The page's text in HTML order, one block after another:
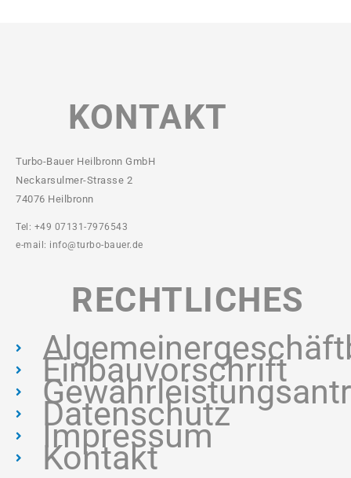
KONTAKT
Turbo-Bauer Heilbronn GmbH
Neckarsulmer-Strasse 2
74076 Heilbronn
Tel: +49 07131-7976543
e-mail: info@turbo-bauer.de
RECHTLICHES
Einbauvorschrift
Datenschutz
Impressum
Kontakt